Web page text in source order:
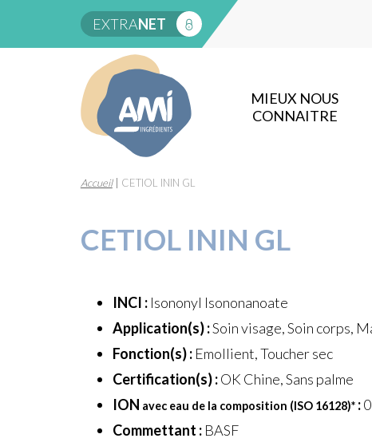
EXTRANET
MIEUX NOUS
CONNAITRE
Accueil| CETIOL ININ GL
CETIOL ININ GL
INCI :Isononyl Isononanoate
Application(s) :Soin visage, Soin corps,
Fonction(s) :Emollient, Toucher sec
Certification(s) :OK Chine, Sans palme
ION avec eau de la composition (ISO 16128)*:0
Commettant :BASF